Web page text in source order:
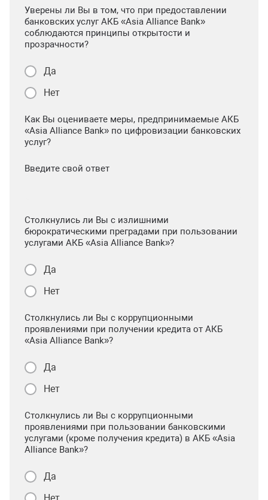
Уверены ли Вы в том, что при предоставлении
банковских услуг АКБ «Asia Alliance Bank»
соблюдаются принципы открытости и
прозрачности?
Да
Нет
Как Вы оцениваете меры, предпринимаемые АКБ
«Asia Alliance Bank» по цифровизации банковских
услуг?
Введите свой ответ
Столкнулись ли Вы с излишними
бюрократическими преградами при пользовании
услугами АКБ «Asia Alliance Bank»?
Да
Нет
Столкнулись ли Вы с коррупционными
проявлениями при получении кредита от АКБ
«Asia Alliance Bank»?
Да
Нет
Столкнулись ли Вы с коррупционными
проявлениями при пользовании банковскими
услугами (кроме получения кредита) в АКБ «Asia
Alliance Bank»?
Да